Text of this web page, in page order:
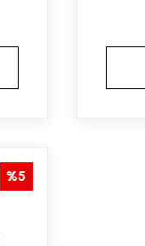
%5